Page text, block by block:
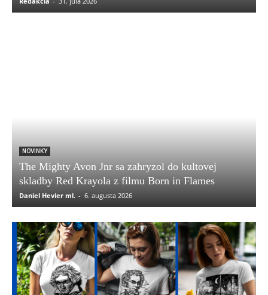
NOVINKY
The Mighty Avon Jnr sa zahryzol do kultovej
skladby Red Krayola z filmu Born in Flames
Daniel Hevier ml. - 6. augusta 2026